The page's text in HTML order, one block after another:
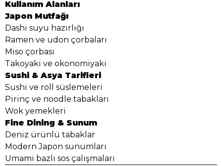
Kullanım Alanları
Japon Mutfağı
Dashi suyu hazırlığı
Ramen ve udon çorbaları
Miso çorbası
Takoyaki ve okonomiyaki
Sushi & Asya Tarifleri
Sushi ve roll süslemeleri
Pirinç ve noodle tabakları
Wok yemekleri
Fine Dining & Sunum
Deniz ürünlü tabaklar
Modern Japon sunumları
Umami bazlı sos çalışmaları